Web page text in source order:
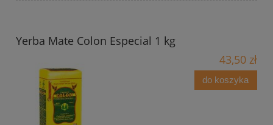
Yerba Mate Colon Especial 1 kg
43,50 zł
do koszyka